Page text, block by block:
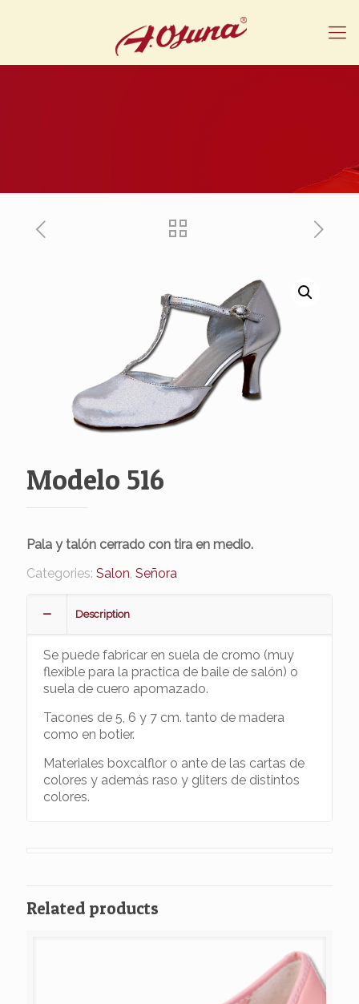
Modelo 516
Pala y talón cerrado con tira en medio.
Categories: Salon Señora
Description
Se puede fabricar en suela de cromo (muy
flexible para la practica de baile de salón) o
suela de cuero apomazado.
Tacones de 5, 6 y 7 cm. tanto de madera
como en botier.
Materiales boxcalflor o ante de las cartas de
colores y además raso y gliters de distintos
colores.
Related products